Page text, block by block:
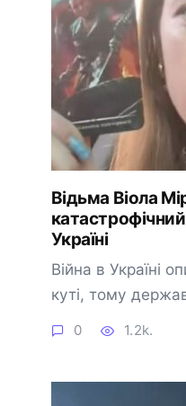
Відьма Віола
Україні
Війна в Україні
куті, тому
0 1.2k.